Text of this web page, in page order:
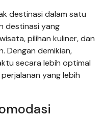
destinasi dalam satu
destinasi yang
pilihan kuliner, dan
Dengan demikian,
secara lebih optimal
yang lebih